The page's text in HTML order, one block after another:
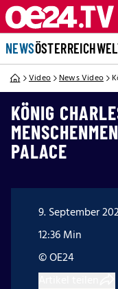
NEWSÖSTERREICH
Video News Video
KÖNIG
ALACE
9. September
12:36 Min
© OE24